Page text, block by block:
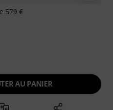
579 €
AU PANIER